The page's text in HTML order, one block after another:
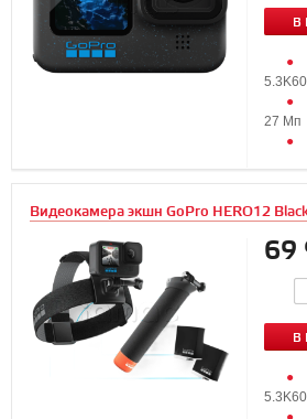
В
27 Мп
Видеокамера экшн GoPro HERO12
69
В